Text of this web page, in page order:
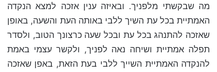
מה שבקשתי מלפניך. ובאיזה ענין אזכה למצא הנקדה
האמתיית בכל עת השיך ללבי באותה העת והשעה, באופן
שאזכה להתנהג בכל עת ובכל שעה כרצונך הטוב, ולסדר
תפלה אמתיית ושיחה נאה לפניך, ולקשר עצמי באמת
להנקדה האמתיית השייך ללבי בעת הזאת, באפן שאזכה